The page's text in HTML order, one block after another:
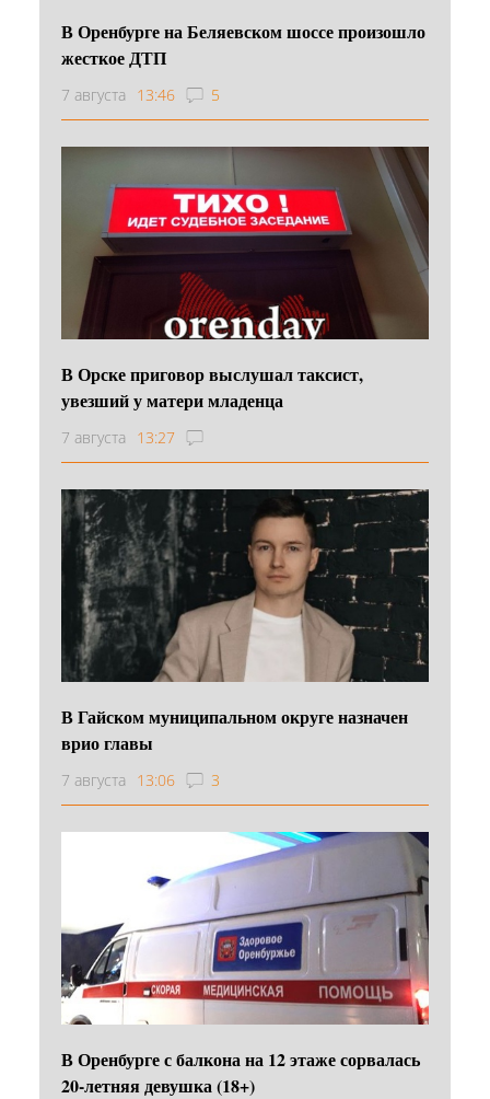
В Оренбурге на Беляевском шоссе произошло
жесткое ДТП
7 августа 13:46 5
В Орске приговор выслушал таксист,
увезший у матери младенца
7 августа 13:27
В Гайском муниципальном округе назначен
врио главы
7 августа 13:06 3
В Оренбурге с балкона на 12 этаже сорвалась
20-летняя девушка (18+)